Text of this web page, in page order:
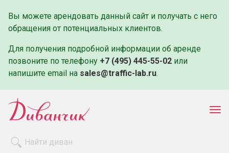
Вы можете арендовать данный сайт и получать с него
обращения от потенциальных клиентов.
Для получения подробной информации об аренде
позвоните по телефону +7 (495) 445-55-02 или
напишите email на sales@traffic-lab.ru.